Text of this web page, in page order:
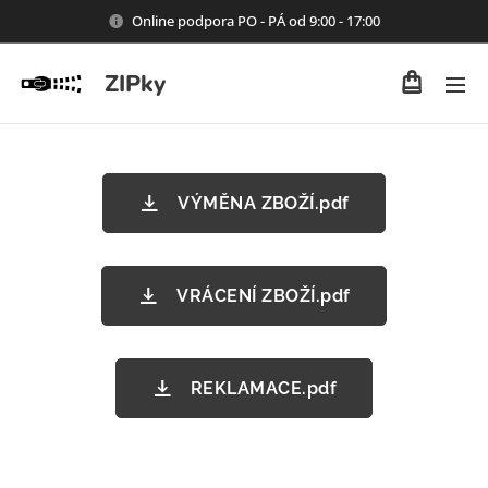
Online podpora PO - PÁ od 9:00 - 17:00
ZIPky
VÝMĚNA ZBOŽÍ.pdf
VRÁCENÍ ZBOŽÍ.pdf
REKLAMACE.pdf